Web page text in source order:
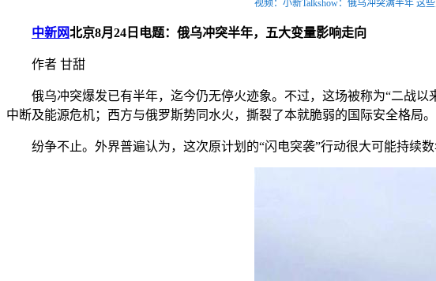
视频：小新Talkshow：俄乌冲突满半年 这
中新网北京8月24日电题：俄乌冲突半年，五大变量影响走向
作者 甘甜
俄乌冲突爆发已有半年，迄今仍无停火迹象。不过，这场被称为“二战以
中断及能源危机；西方与俄罗斯势同水火，撕裂了本就脆弱的国际安全格局。
纷争不止。外界普遍认为，这次原计划的“闪电突袭”行动很大可能持续数